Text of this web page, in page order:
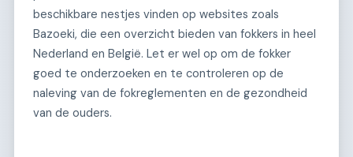
beschikbare nestjes vinden op websites zoals
Bazoeki, die een overzicht bieden van fokkers in heel
Nederland en België. Let er wel op om de fokker
goed te onderzoeken en te controleren op de
naleving van de fokreglementen en de gezondheid
van de ouders.